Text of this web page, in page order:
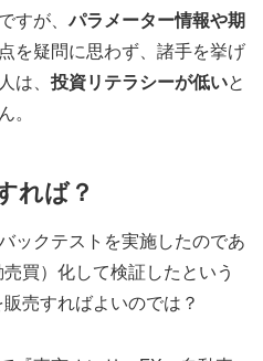
すが、パラメーター情報や期
を疑問に思わず、諸手を挙げ
は、 投資リテラシーが低いと
。
れば？
ックテストを実施したのであ
買）化して検証したという
売すればよいのでは？